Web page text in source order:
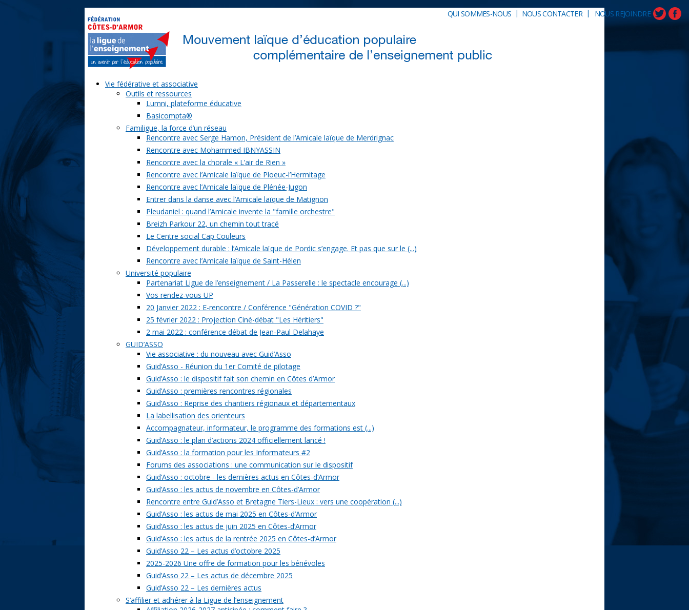
QUI SOMMES-NOUS | NOUS CONTACTER| NOUS REJOINDRE
Vie fédérative et associative
Outils et ressources
Lumni, plateforme éducative
Basicompta®
Familigue, la force d’un réseau
Rencontre avec Serge Hamon, Président de l’Amicale laïque de Merdrignac
Rencontre avec Mohammed IBNYASSIN
Rencontre avec la chorale « L’air de Rien »
Rencontre avec l’Amicale laïque de Ploeuc-l’Hermitage
Rencontre avec l’Amicale laïque de Plénée-Jugon
Entrer dans la danse avec l’Amicale laïque de Matignon
Pleudaniel : quand l’Amicale invente la "famille orchestre"
Breizh Parkour 22, un chemin tout tracé
Le Centre social Cap Couleurs
Développement durable : l’Amicale laïque de Pordic s’engage. Et pas que sur le (...)
Rencontre avec l’Amicale laïque de Saint-Hélen
Université populaire
Partenariat Ligue de l’enseignement / La Passerelle : le spectacle encourage (...)
Vos rendez-vous UP
20 Janvier 2022 : E-rencontre / Conférence "Génération COVID ?"
25 février 2022 : Projection Ciné-débat "Les Héritiers"
2 mai 2022 : conférence débat de Jean-Paul Delahaye
GUID’ASSO
Vie associative : du nouveau avec Guid’Asso
Guid’Asso - Réunion du 1er Comité de pilotage
Guid’Asso : le dispositif fait son chemin en Côtes d’Armor
Guid’Asso : premières rencontres régionales
Guid’Asso : Reprise des chantiers régionaux et départementaux
La labellisation des orienteurs
Accompagnateur, informateur, le programme des formations est (...)
Guid’Asso : le plan d’actions 2024 officiellement lancé !
Guid’Asso : la formation pour les Informateurs #2
Forums des associations : une communication sur le dispositif
Guid’Asso : octobre - les dernières actus en Côtes-d’Armor
Guid’Asso : les actus de novembre en Côtes-d’Armor
Rencontre entre Guid’Asso et Bretagne Tiers-Lieux : vers une coopération (...)
Guid’Asso : les actus de mai 2025 en Côtes-d’Armor
Guid’Asso : les actus de juin 2025 en Côtes-d’Armor
Guid’Asso : les actus de la rentrée 2025 en Côtes-d’Armor
Guid’Asso 22 – Les actus d’octobre 2025
2025-2026 Une offre de formation pour les bénévoles
Guid’Asso 22 – Les actus de décembre 2025
Guid’Asso 22 – Les dernières actus
S’affilier et adhérer à la Ligue de l’enseignement